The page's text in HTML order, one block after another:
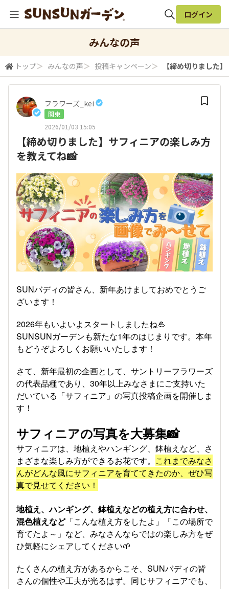
検索
ログイン
みんなの声
トップ＞ みんなの声＞ 投稿キャンペーン＞ 【締め切りました
フラワーズ_kei
関東
2026/01/03 15:05
【締め切りました】サフィニアの楽しみ方
を教えてね📸
SUNバディの皆さん、新年あけましておめでとうご
ざいます！
2026年もいよいよスタートしましたね🎍
SUNSUNガーデンも新たな1年のはじまりです。本年
もどうぞよろしくお願いいたします！
さて、新年最初の企画として、サントリーフラワーズ
の代表品種であり、30年以上みなさまにご支持いた
だいている「サフィニア」の写真投稿企画を開催しま
す！
サフィニアの写真を大募集📸
サフィニアは、地植えやハンギング、鉢植えなど、さ
まざまな楽しみ方ができるお花です。 これまでみなさ
んがどんな風にサフィニアを育ててきたのか、ぜひ写
真で見せてください！
地植え、ハンギング、鉢植えなどの植え方に合わせ、
混色植えなど「こんな植え方をしたよ」「この場所で
育てたよ～」など、みなさんならではの楽しみ方をぜ
ひ気軽にシェアしてください🌱
たくさんの植え方があるからこそ、SUNバディの皆
さんの個性や工夫が光るはず。同じサフィニアでも、